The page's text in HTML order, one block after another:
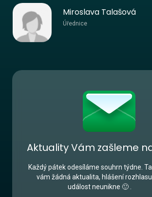
Miroslava Talašová
Úřednice
Aktuality Vám zašleme
Každý pátek odesíláme souhrn týdne.
vám žádná aktualita, hlášení
událost neunikne 🙂 .